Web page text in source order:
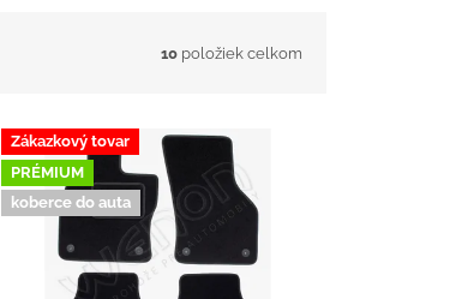
10 položiek celkom
Zákazkový tovar
PRÉMIUM
koberce do auta